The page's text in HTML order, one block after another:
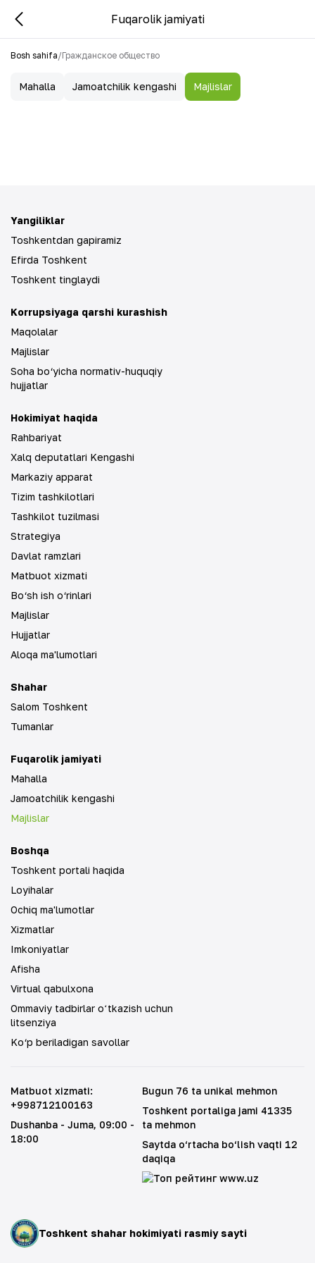
Fuqarolik jamiyati
Bosh sahifa/Гражданское общество
Mahalla Jamoatchilik kengashi Majlislar
Yangiliklar
Toshkentdan gapiramiz
Efirda Toshkent
Toshkent tinglaydi
Korrupsiyaga qarshi kurashish
Maqolalar
Majlislar
Soha bo‘yicha normativ-huquqiy
hujjatlar
Hokimiyat haqida
Rahbariyat
Xalq deputatlari Kengashi
Markaziy apparat
Tizim tashkilotlari
Tashkilot tuzilmasi
Strategiya
Davlat ramzlari
Matbuot xizmati
Bo‘sh ish o‘rinlari
Majlislar
Hujjatlar
Aloqa ma'lumotlari
Shahar
Salom Toshkent
Tumanlar
Fuqarolik jamiyati
Mahalla
Jamoatchilik kengashi
Majlislar
Boshqa
Toshkent portali haqida
Loyihalar
Ochiq ma'lumotlar
Xizmatlar
Imkoniyatlar
Afisha
Virtual qabulxona
Ommaviy tadbirlar oʻtkazish uchun
litsenziya
Ko‘p beriladigan savollar
Toshkent shahar hokimiyati rasmiy sayti
Matbuot xizmati:
+998712100163
Dushanba - Juma, 09:00 -
18:00
Bugun 76 ta unikal mehmon
Toshkent portaliga jami 41335
ta mehmon
Saytda o‘rtacha bo‘lish vaqti 12
daqiqa